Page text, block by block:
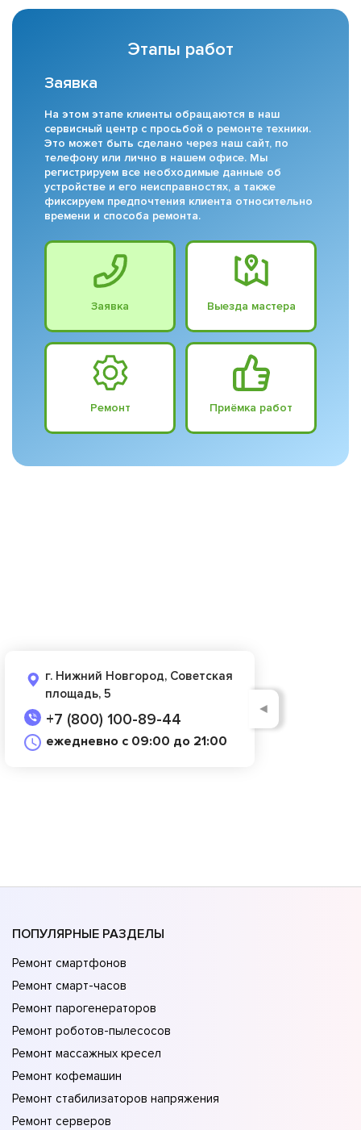
Этапы работ
Заявка
На этом этапе клиенты обращаются в наш
сервисный центр с просьбой о ремонте техники.
Это может быть сделано через наш сайт, по
телефону или лично в нашем офисе. Мы
регистрируем все необходимые данные об
устройстве и его неисправностях, а также
фиксируем предпочтения клиента относительно
времени и способа ремонта.
Заявка Выезда мастера
Ремонт Приёмка работ
г. Нижний Новгород, Советская
площадь, 5
+7 (800) 100-89-44
ежедневно с 09:00 до 21:00
◄
ПОПУЛЯРНЫЕ РАЗДЕЛЫ
Ремонт смартфонов
Ремонт смарт-часов
Ремонт парогенераторов
Ремонт роботов-пылесосов
Ремонт массажных кресел
Ремонт кофемашин
Ремонт стабилизаторов напряжения
Ремонт серверов